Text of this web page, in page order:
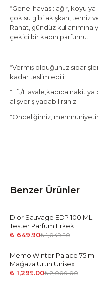
*Genel havası: ağır, koyu
çok su gibi akışkan, temiz
Rahat, gündüz
çekici bir kadın parfümü.
*Vermiş olduğunuz
kadar teslim edilir.
*Eft/Havale,kapıda nakit
alışveriş yapabilirsiniz.
*Önceliğimiz,
Benzer Ürünler
-38%
Dior Sauvage EDP 100 ML
Tester Parfüm Erkek
₺ 649.90₺ 1,049.90
-35%
Memo Winter Palace 75 ml
Mağaza Ürün Unisex
₺ 1,299.00₺ 2,000.00